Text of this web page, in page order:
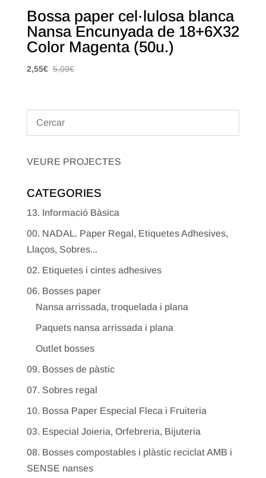
Bossa paper cel·lulosa blanca
Nansa Encunyada de 18+6X32
Color Magenta (50u.)
2,55€ 5,09€
VEURE PROJECTES
CATEGORIES
13. Informació Bàsica
00. NADAL. Paper Regal, Etiquetes Adhesives,
Llaços, Sobres...
02. Etiquetes i cintes adhesives
06. Bosses paper
Nansa arrissada, troquelada i plana
Paquets nansa arrissada i plana
Outlet bosses
09. Bosses de pàstic
07. Sobres regal
10. Bossa Paper Especial Fleca i Fruiteria
03. Especial Joieria, Orfebreria, Bijuteria
08. Bosses compostables i plàstic reciclat AMB i
SENSE nanses